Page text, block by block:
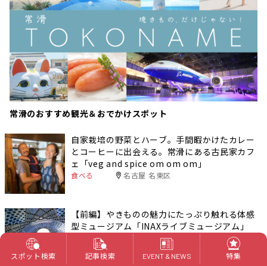
常滑のおすすめ観光＆おでかけスポット
自家栽培の野菜とハーブ。手間暇かけたカレー
とコーヒーに出会える。常滑にある古民家カフ
ェ「veg and spice om om om」
食べる 名古屋 名東区
【前編】やきものの魅力にたっぷり触れる体感
型ミュージアム「INAXライブミュージアム」
おでかけ
愛知
スポット検索
記事検索 EVENT & NEWS 特集